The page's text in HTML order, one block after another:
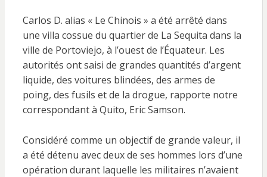
Carlos D. alias « Le Chinois » a été arrêté dans
une villa cossue du quartier de La Sequita dans la
ville de Portoviejo, à l’ouest de l’Équateur. Les
autorités ont saisi de grandes quantités d’argent
liquide, des voitures blindées, des armes de
poing, des fusils et de la drogue, rapporte notre
correspondant à Quito, Eric Samson.
Considéré comme un objectif de grande valeur, il
a été détenu avec deux de ses hommes lors d’une
opération durant laquelle les militaires n’avaient